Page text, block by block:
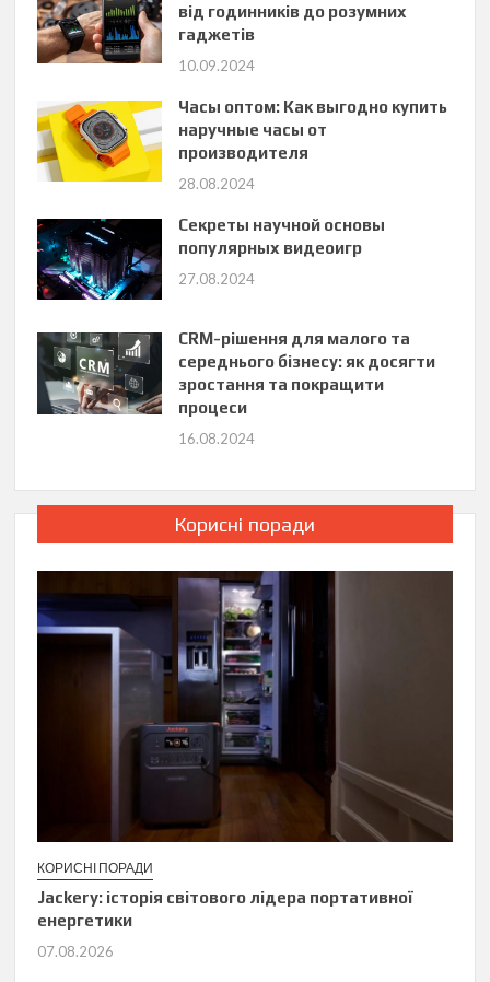
від годинників до розумних
гаджетів
10.09.2024
Часы оптом: Как выгодно купить
наручные часы от
производителя
28.08.2024
Секреты научной основы
популярных видеоигр
27.08.2024
CRM-рішення для малого та
середнього бізнесу: як досягти
зростання та покращити
процеси
16.08.2024
Корисні поради
КОРИСНІ ПОРАДИ
Jackery: історія світового лідера портативної
енергетики
07.08.2026